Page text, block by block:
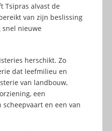
Tsipras alvast de
van zijn beslissing
nieuwe
herschikt. Zo
dat leefmilieu en
van landbouw,
een
en een van